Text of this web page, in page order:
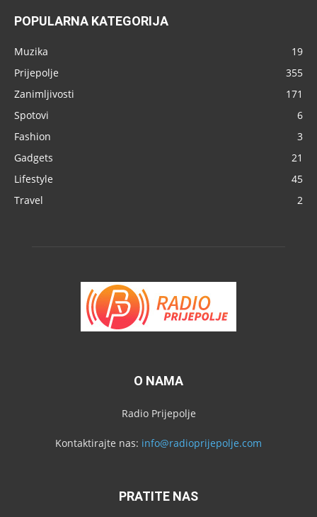
POPULARNA KATEGORIJA
Muzika
19
Prijepolje
355
Zanimljivosti
171
Spotovi
6
Fashion
3
Gadgets
21
Lifestyle
45
Travel
2
O NAMA
Radio Prijepolje
Kontaktirajte nas: info@radioprijepolje.com
PRATITE NAS